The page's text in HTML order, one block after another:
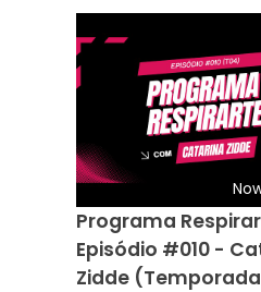
Programa
Episódio #010 -
Zidde